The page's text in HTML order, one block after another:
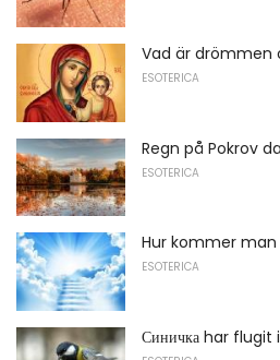
Vad är drömmen
ESOTERICA
Regn på Pokrov
ESOTERICA
Hur kommer
ESOTERICA
Синичка har